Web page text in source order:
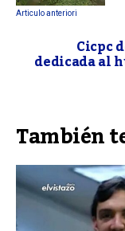
Articulo anteriori
Cicpc
dedicada al
También